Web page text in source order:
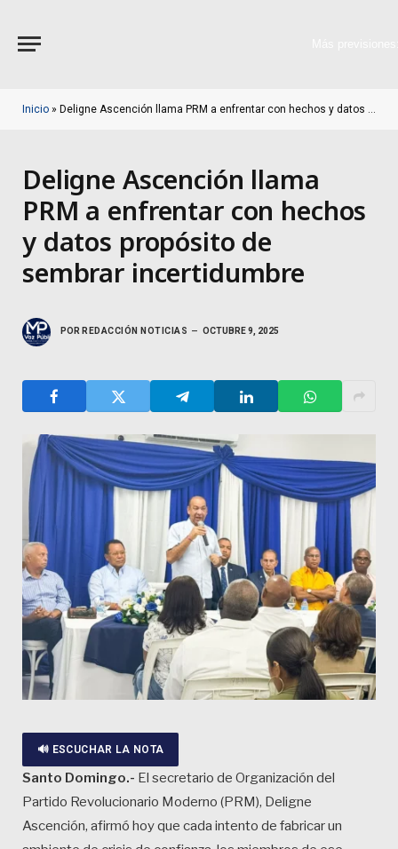
Inicio » Deligne Ascención llama PRM a enfrentar con hechos y datos propósito de sembrar incertidumbre
Deligne Ascención llama
PRM a enfrentar con hechos
y datos propósito de
sembrar incertidumbre
POR REDACCIÓN NOTICIAS OCTUBRE 9, 2025
🔊 ESCUCHAR LA NOTA
Santo Domingo.- El secretario de Organización del
Partido Revolucionario Moderno (PRM), Deligne
Ascención, afirmó hoy que cada intento de fabricar un